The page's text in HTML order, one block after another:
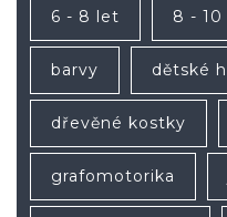
6 - 8 let 8 -
barvy dětské
dřevěné kostky
grafomotorika